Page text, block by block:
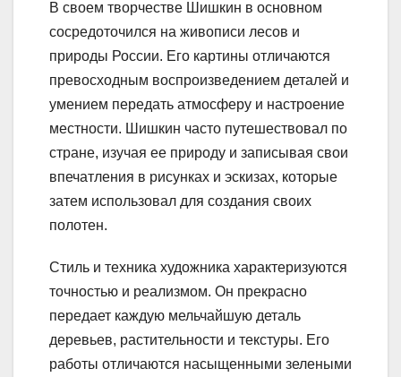
В своем творчестве Шишкин в основном
сосредоточился на живописи лесов и
природы России. Его картины отличаются
превосходным воспроизведением деталей и
умением передать атмосферу и настроение
местности. Шишкин часто путешествовал по
стране, изучая ее природу и записывая свои
впечатления в рисунках и эскизах, которые
затем использовал для создания своих
полотен.
Стиль и техника художника характеризуются
точностью и реализмом. Он прекрасно
передает каждую мельчайшую деталь
деревьев, растительности и текстуры. Его
работы отличаются насыщенными зелеными